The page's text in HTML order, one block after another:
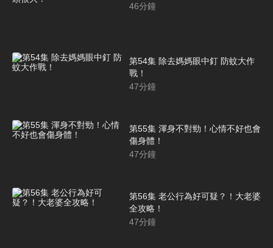
46分鐘
第54集 除去媽媽眼中釘 防蚊大作
戰！
47分鐘
第55集 渾身不對勁！心情不好也會
傷身體！
47分鐘
第56集 老公行為好可疑？！大老婆
全攻略！
47分鐘